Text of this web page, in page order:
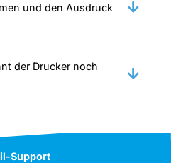
und den Ausdruck
der Drucker noch
Support